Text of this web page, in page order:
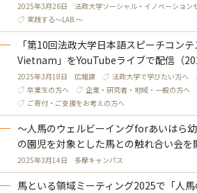
2025年3月26日
法政大学ソーシャル・イノベーション
実践する～LAB.～
「第10回法政大学日本語スピーチコン
Vietnam」をYouTubeライブで配信（
2025年3月18日 広報課 法政大学で学びたい方へ
卒業生の方へ
企業・研究者・地域・一般の方へ
ご寄付・ご支援をお考えの方へ
～人馬のウェルビーイングforあいはら
の園児を対象とした馬との触れ合い会を
2025年3月14日 多摩キャンパス
馬といる領域ミーティング2025で「人